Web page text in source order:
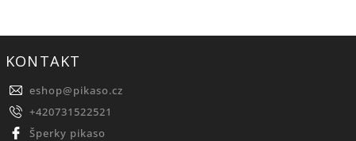
KONTAKT
eshop@pikaso.cz
+420731522521
Šperky pikaso